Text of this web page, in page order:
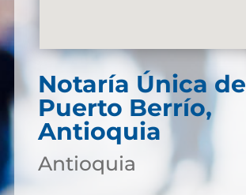
Notaría Única de
Puerto Berrío,
Antioquia
Antioquia